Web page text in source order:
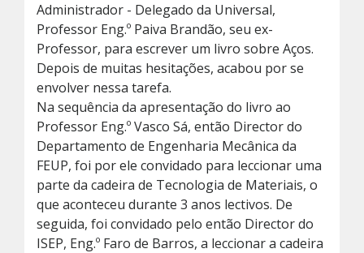
Administrador - Delegado da Universal,
Professor Eng.º Paiva Brandão, seu ex-
Professor, para escrever um livro sobre Aços.
Depois de muitas hesitações, acabou por se
envolver nessa tarefa.
Na sequência da apresentação do livro ao
Professor Eng.º Vasco Sá, então Director do
Departamento de Engenharia Mecânica da
FEUP, foi por ele convidado para leccionar uma
parte da cadeira de Tecnologia de Materiais, o
que aconteceu durante 3 anos lectivos. De
seguida, foi convidado pelo então Director do
ISEP, Eng.º Faro de Barros, a leccionar a cadeira